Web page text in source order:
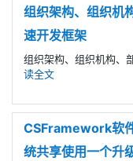
组织架构、组织机
速开发框架
组织架构、组织机构、
读全文
CSFramework软
统共享使用一个升